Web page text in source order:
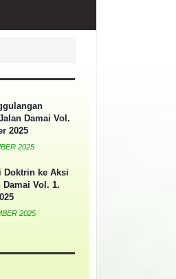
Damai Vol.
2025
2025
Doktrin ke Aksi
Vol. 1.
2025